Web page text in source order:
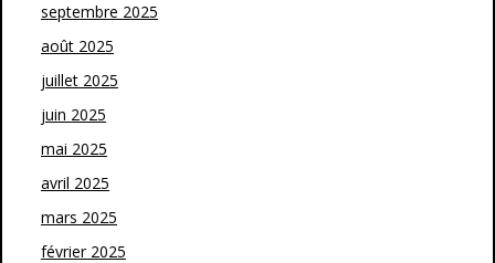
septembre 2025
août 2025
juillet 2025
juin 2025
mai 2025
avril 2025
mars 2025
février 2025